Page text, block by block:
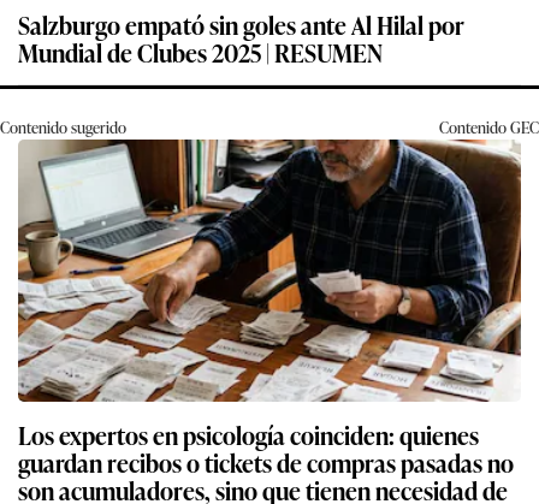
Salzburgo empató sin goles ante Al Hilal por
Mundial de Clubes 2025 | RESUMEN
Contenido sugerido ContenidoGEC
Los expertos en psicología coinciden: quienes
guardan recibos o tickets de compras pasadas no
son acumuladores, sino que tienen necesidad de